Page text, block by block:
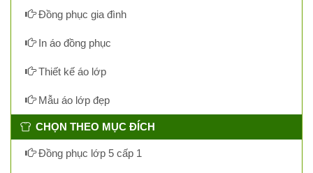
Đồng phục gia đình
In áo đồng phục
Thiết kế áo lớp
Mẫu áo lớp đẹp
CHỌN THEO MỤC ĐÍCH
Đồng phục lớp 5 cấp 1